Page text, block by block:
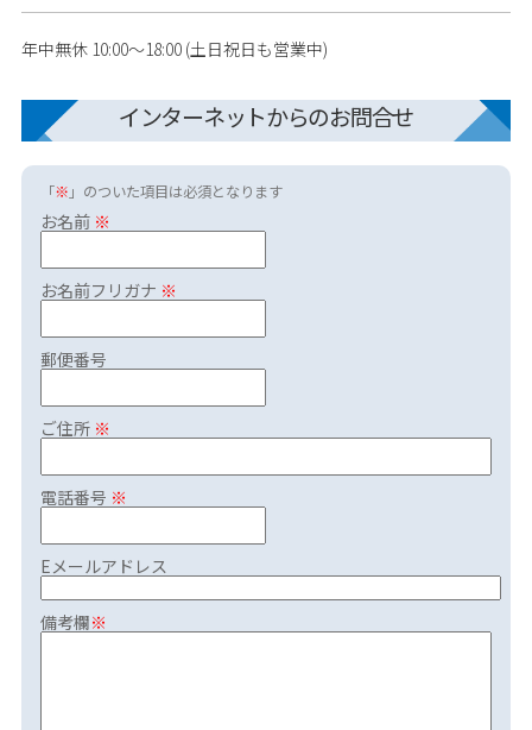
年中無休 10:00～18:00 (土日祝日も営業中)
インターネットからのお問合せ
「※ 」のついた項目は必須となります
お名前 ※
お名前フリガナ ※
郵便番号
ご住所 ※
電話番号 ※
Eメールアドレス
備考欄※